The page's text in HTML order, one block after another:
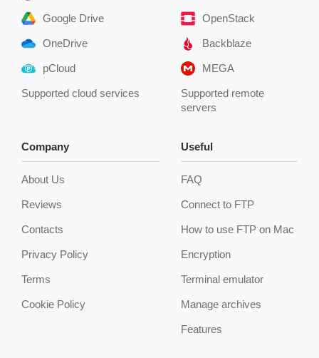
Google Drive
OneDrive
pCloud
Supported cloud services
OpenStack
Backblaze
MEGA
Supported remote
servers
Company
About Us
Reviews
Contacts
Privacy Policy
Terms
Cookie Policy
Useful
FAQ
Connect to FTP
How to use FTP on Mac
Encryption
Terminal emulator
Manage archives
Features